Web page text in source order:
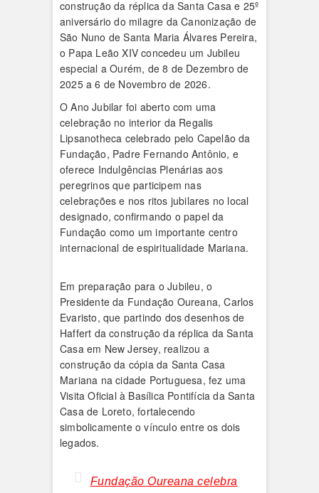
construção da réplica da Santa Casa e 25º
aniversário do milagre da Canonização de
São Nuno de Santa Maria Álvares Pereira,
o Papa Leão XIV concedeu um Jubileu
especial a Ourém, de 8 de Dezembro de
2025 a 6 de Novembro de 2026.
O Ano Jubilar foi aberto com uma
celebração no interior da Regalis
Lipsanotheca celebrado pelo Capelão da
Fundação, Padre Fernando Antônio, e
oferece Indulgências Plenárias aos
peregrinos que participem nas
celebrações e nos ritos jubilares no local
designado, confirmando o papel da
Fundação como um importante centro
internacional de espiritualidade Mariana.
Em preparação para o Jubileu, o
Presidente da Fundação Oureana, Carlos
Evaristo, que partindo dos desenhos de
Haffert da construção da réplica da Santa
Casa em New Jersey, realizou a
construção da cópia da Santa Casa
Mariana na cidade Portuguesa, fez uma
Visita Oficial à Basílica Pontifícia da Santa
Casa de Loreto, fortalecendo
simbolicamente o vínculo entre os dois
legados.
Fundação Oureana celebra